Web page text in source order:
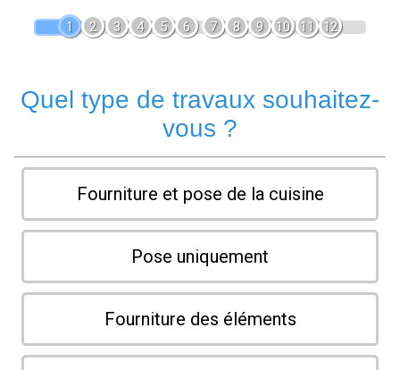
1 2 3 4 5 6 7 8 9 10 11 12
Quel type de travaux souhaitez-
vous ?
Fourniture et pose de la cuisine
Pose uniquement
Fourniture des éléments